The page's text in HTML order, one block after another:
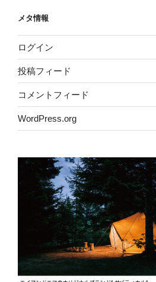
メタ情報
ログイン
投稿フィード
コメントフィード
WordPress.org